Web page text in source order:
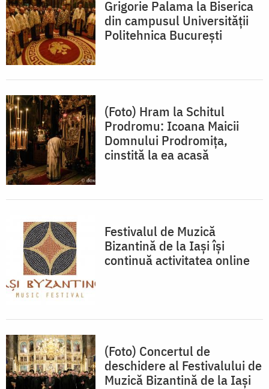
Grigorie Palama la Biserica
din campusul Universității
Politehnica București
(Foto) Hram la Schitul
Prodromu: Icoana Maicii
Domnului Prodromița,
cinstită la ea acasă
Festivalul de Muzică
Bizantină de la Iași își
continuă activitatea online
(Foto) Concertul de
deschidere al Festivalului de
Muzică Bizantină de la Iași